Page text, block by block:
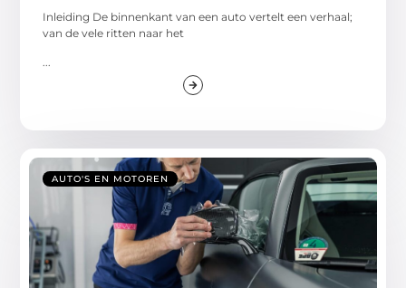
Inleiding De binnenkant van een auto vertelt een verhaal;
van de vele ritten naar het
...
AUTO'S EN MOTOREN